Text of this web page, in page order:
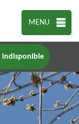
MENU
indisponible